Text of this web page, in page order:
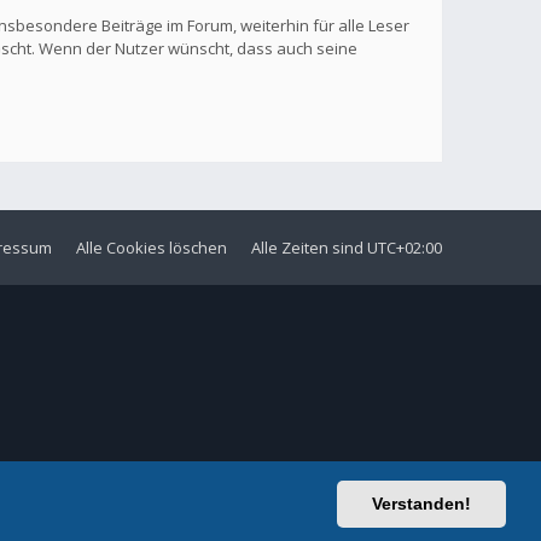
Verstanden!
Beiträge im Forum, weiterhin für alle Leser
Wenn der Nutzer wünscht, dass auch seine
Alle Zeiten sind UTC+02:00
Alle Cookies löschen